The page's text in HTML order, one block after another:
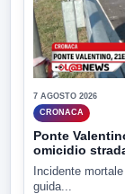
7 AGOSTO 2026
CRONACA
Ponte
omicidio
Incidente
guida...